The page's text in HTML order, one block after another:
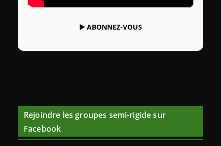
▶️ ABONNEZ-VOUS
Rejoindre les groupes semi-rigide sur
Facebook